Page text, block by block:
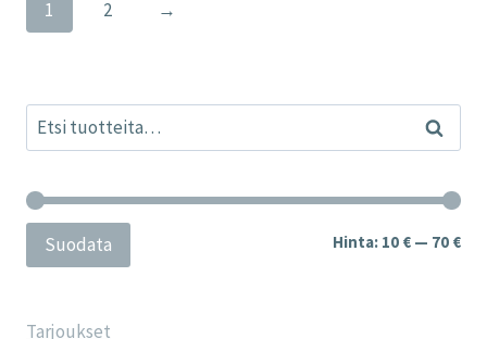
1 2 →
Etsi: Haku
Suodata Hinta: 10 € — 70 €
Tarjoukset